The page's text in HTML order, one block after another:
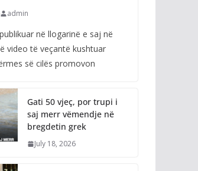
admin
në llogarinë e saj në
video të veçantë kushtuar
së cilës promovon
Gati 50 vjeç, por trupi i
saj merr vëmendje në
bregdetin grek
July 18, 2026